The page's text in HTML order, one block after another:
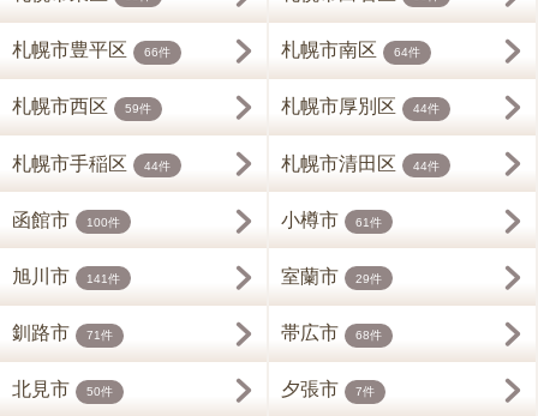
札幌市豊平区 66件 札幌市南区 64件
札幌市西区 59件 札幌市厚別区 44件
札幌市手稲区 44件 札幌市清田区 44件
函館市 100件 小樽市 61件
旭川市 141件 室蘭市 29件
釧路市 71件 帯広市 68件
北見市 50件 夕張市 7件